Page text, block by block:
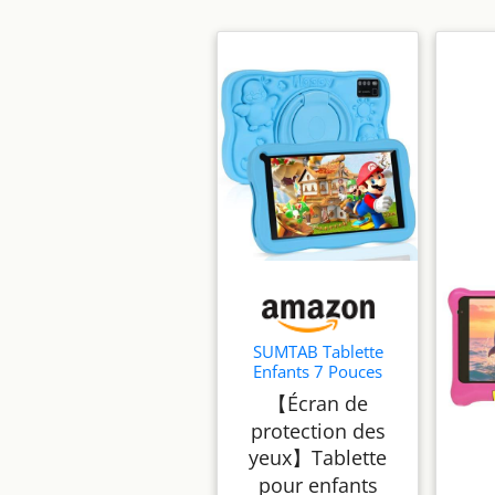
SUMTAB Tablette
Enfants 7 Pouces
Android Tablette
pour Enfant avec 8GB
RAM+64GB ROM(TF
256GB), Contrôle
Parental, WiFi,
Bluetooth, Kids
【Écran de
protection des
yeux】Tablette
pour enfants